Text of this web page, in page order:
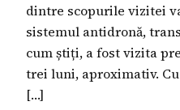
dintre scopurile vizitei
sistemul antidronă,
cum știți, a fost vizita
trei luni, aproximativ.
[…]